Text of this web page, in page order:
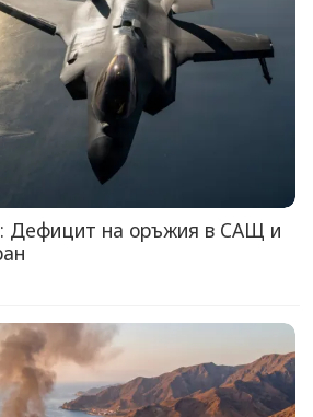
Дефицит на оръжия в САЩ и